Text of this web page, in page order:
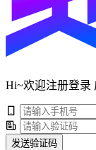
Hi~欢迎注册登录
发送验证码